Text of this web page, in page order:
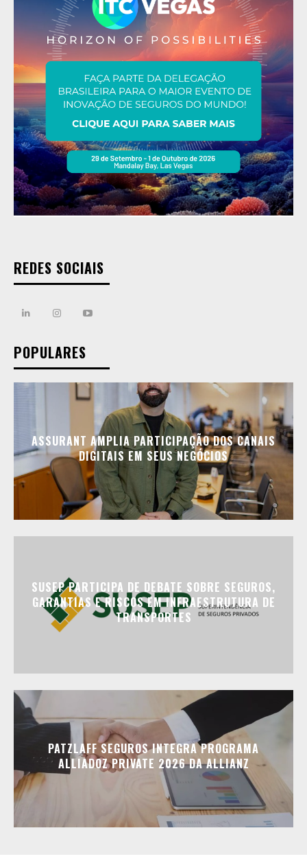
REDES SOCIAIS
POPULARES
ASSURANT AMPLIA PARTICIPAÇÃO DOS CANAIS
DIGITAIS EM SEUS NEGÓCIOS
SUSEP PARTICIPA DE DEBATE SOBRE SEGUROS,
GARANTIAS E RISCOS EM INFRAESTRUTURA DE
TRANSPORTES
PATZLAFF SEGUROS INTEGRA PROGRAMA
ALLIADOZ PRIVATE 2026 DA ALLIANZ